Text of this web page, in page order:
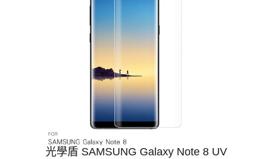
光學盾 SAMSUNG Galaxy Note 8 UV